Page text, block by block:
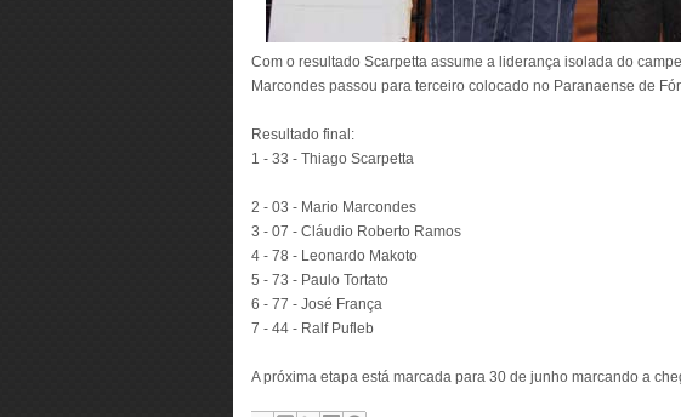
Com o resultado Scarpetta assume a liderança isolada do
Marcondes passou para terceiro colocado no Paranaense de
Resultado final:
1 - 33 - Thiago Scarpetta
2 - 03 - Mario Marcondes
3 - 07 - Cláudio Roberto Ramos
4 - 78 - Leonardo Makoto
5 - 73 - Paulo Tortato
6 - 77 - José França
7 - 44 - Ralf Pufleb
A próxima etapa está marcada para 30 de junho marcando a